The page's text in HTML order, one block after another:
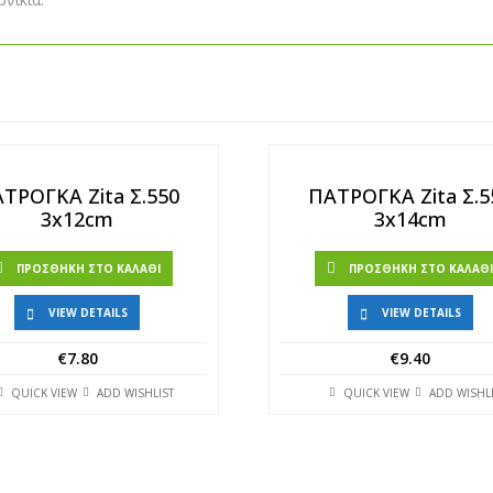
Zita Σ.550
3x12cm
ΠΡΟΣΘΉΚΗ ΣΤΟ ΚΑΛΆΘΙ
VIEW DETAILS
€7.80
QUICK VIEW ADD WISHLIST
ΠΑΤΡΟΓΚΑ Zita
3x14cm
ΠΡΟΣΘΉΚΗ ΣΤΟ ΚΑΛΆΘΙ
VIEW DETAILS
€9.40
QUICK VIEW ADD